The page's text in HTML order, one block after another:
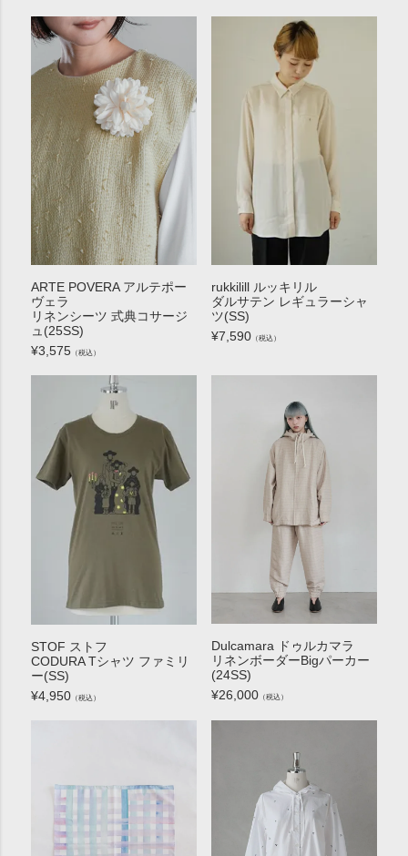
ARTE POVERA アルテポー
ヴェラ
リネンシーツ 式典コサージ
ュ(25SS)
¥3,575（税込）
rukkilill ルッキリル
ダルサテン レギュラーシャ
ツ(SS)
¥7,590 （税込）
STOF ストフ
CODURA Tシャツ ファミリ
ー(SS)
¥4,950（税込）
Dulcamara ドゥルカマラ
リネンボーダーBigパーカー
(24SS)
¥26,000 （税込）